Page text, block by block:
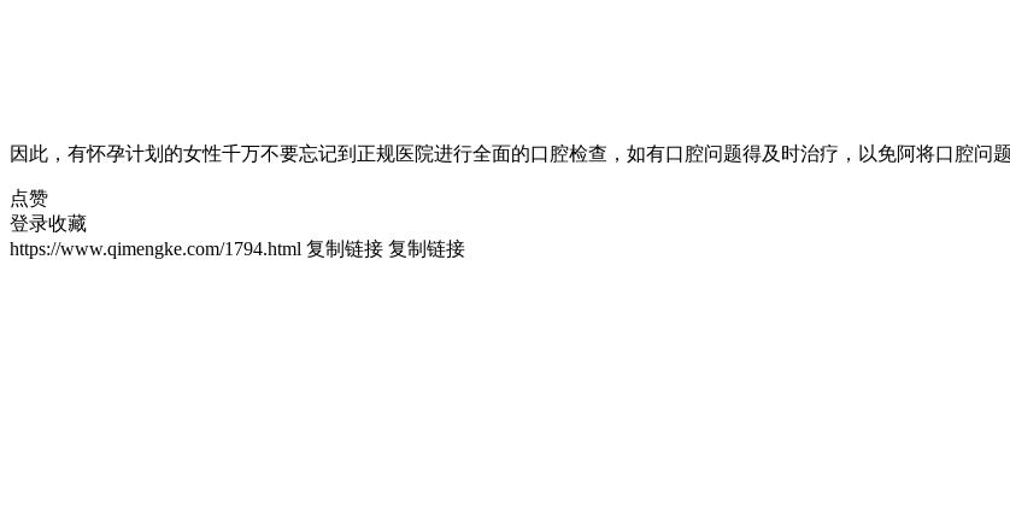
因此，有怀孕计划的女性千万不要忘记到正规医院进行全面的口腔检查，如有口腔问题得及时治疗，以免阿将口腔问
点赞
登录收藏
https://www.qimengke.com/1794.html 复制链接 复制链接